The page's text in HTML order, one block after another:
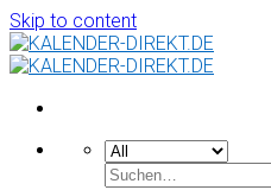
Skip to content